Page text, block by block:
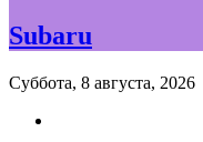
Subaru
Суббота, 8 августа, 2026